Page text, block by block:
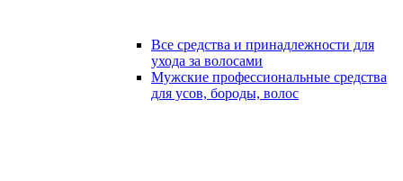
Все средства и принадлежности для
ухода за волосами
Мужские профессиональные средства
для усов, бороды, волос